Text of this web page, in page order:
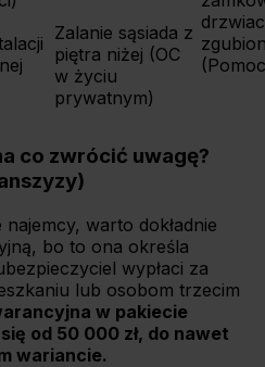
Zalanie sąsiada z
piętra niżej (OC
w życiu
prywatnym)
co zwrócić uwagę?
warto dokładnie
bo to ona określa
wypłaci za
lub osobom trzecim
w pakiecie
od 50 000 zł, do nawet
wariancie.